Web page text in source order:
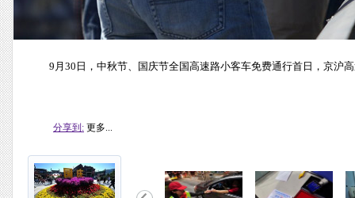
9月30日，中秋节、国庆节全国高速路小客车免费通行首日，京沪
分享到: 更多...